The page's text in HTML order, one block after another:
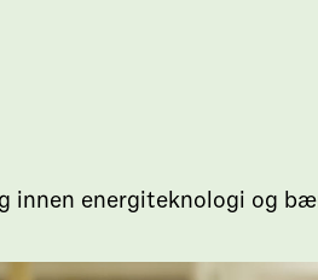
innen energiteknologi og